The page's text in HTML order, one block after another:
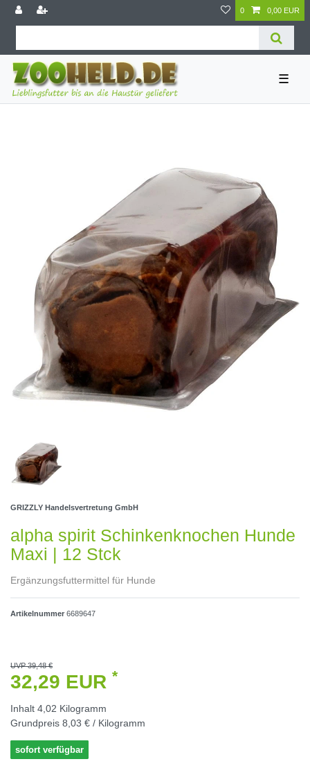
0 0,00 EUR
☰
GRIZZLY Handelsvertretung GmbH
alpha spirit Schinkenknochen Hunde
Maxi | 12 Stck
Ergänzungsfuttermittel für Hunde
Artikelnummer 6689647
UVP 39,48 €
32,29 EUR *
Inhalt 4,02 Kilogramm
Grundpreis 8,03 € / Kilogramm
sofort verfügbar